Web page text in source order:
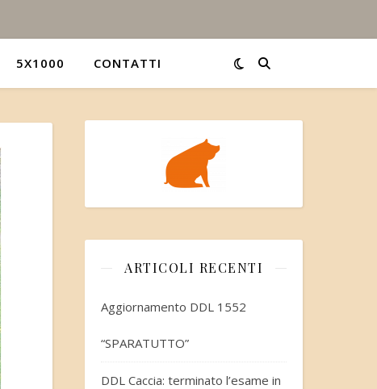
5X1000 CONTATTI
ARTICOLI RECENTI
Aggiornamento DDL 1552
“SPARATUTTO”
DDL Caccia: terminato l’esame in